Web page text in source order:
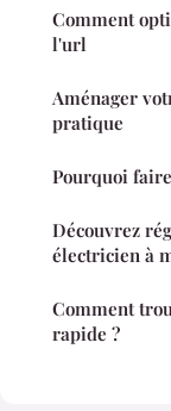
Comment
l'url
Aménager
pratique
Pourquoi
Découvrez
électricien à
Comment
rapide ?